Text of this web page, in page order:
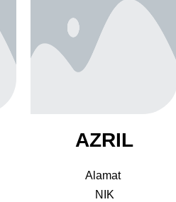
AZRIL
Alamat
NIK